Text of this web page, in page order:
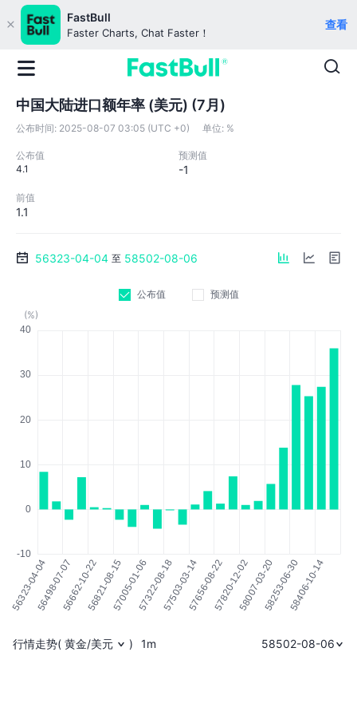
FastBull
Faster Charts, Chat Faster！
查看
中国大陆进口额年率 (美元) (7月)
公布时间: 2025-08-07 03:05 (UTC +0) 单位: %
公布值
4.1
预测值
-1
前值
1.1
56323-04-04 至 58502-08-06
公布值
预测值
(%)
行情走势( 黄金/美元 ) 1m 58502-08-06